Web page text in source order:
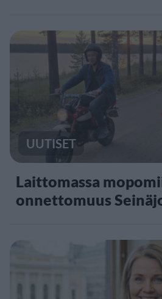
UUTISET
Laittomassa
onnettomuus